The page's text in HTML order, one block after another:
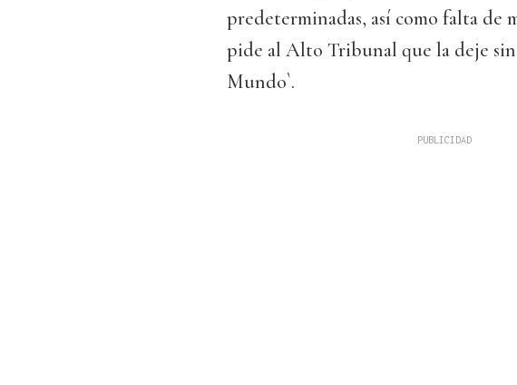
predeterminadas, así como falta
pide al Alto Tribunal que la deje
Mundo`.